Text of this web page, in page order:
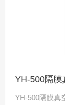
YH-500隔膜
YH-500隔膜真